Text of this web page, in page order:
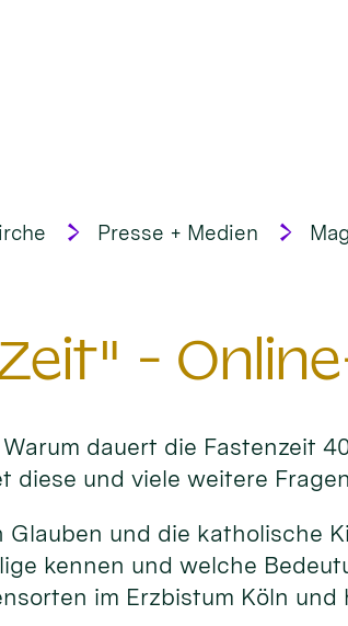
Presse + Medien
-
dauert die Fastenzeit
diese und viele weitere
Glauben und die katholische
kennen und welche
im Erzbistum Köln